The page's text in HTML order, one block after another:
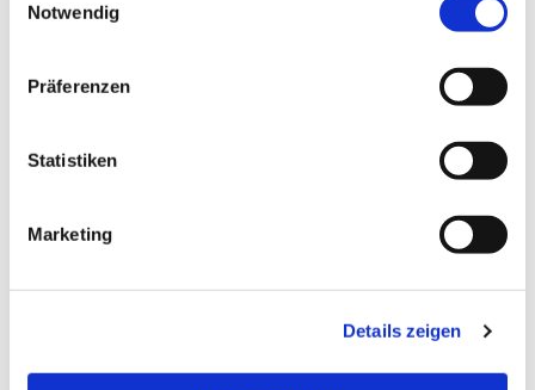
Notwendig
Präferenzen
Statistiken
Marketing
Details zeigen